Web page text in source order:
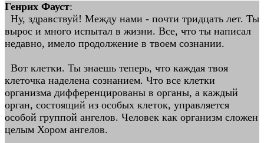
Генрих Фауст:
Ну, здравствуй! Между нами - почти тридцать лет. Ты
вырос и много испытал в жизни. Все, что ты написал
недавно, имело продолжение в твоем сознании.
Вот клетки. Ты знаешь теперь, что каждая твоя
клеточка наделена сознанием. Что все клетки
организма дифференцированы в органы, а каждый
орган, состоящий из особых клеток, управляется
особой группой ангелов. Человек как организм сложен
целым Хором ангелов.